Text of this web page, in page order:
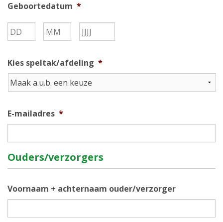
Geboortedatum *
Kies speltak/afdeling *
E-mailadres *
Ouders/verzorgers
Voornaam + achternaam ouder/verzorger